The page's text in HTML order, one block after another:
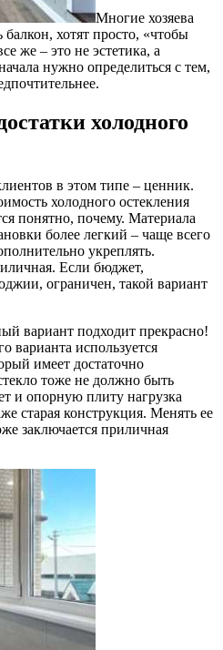
Многие хозяева
балкон, хотят просто, «чтобы
же – это не эстетика, а
нужно определиться с тем,
холодного
в этом типе – ценник.
холодного остекления
понятно, почему. Материала
более легкий – чаще всего
укреплять.
Если бюджет,
ограничен, такой вариант
вариант подходит прекрасно!
варианта используется
имеет достаточно
тоже не должно быть
и опорную плиту нагрузка
старая конструкция. Менять ее
заключается приличная